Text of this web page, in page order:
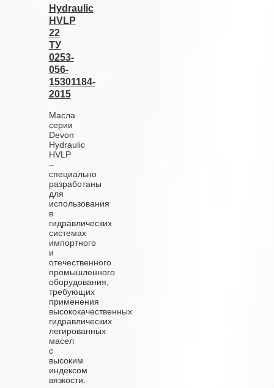
Hydraulic
HVLP
22
ТУ
0253-
056-
15301184-
2015
Масла
серии
Devon
Hydraulic
HVLP
–
специально
разработаны
для
использования
в
гидравлических
системах
импортного
и
отечественного
промышленного
оборудования,
требующих
применения
высококачественных
гидравлических
легированных
масел
с
высоким
индексом
вязкости.